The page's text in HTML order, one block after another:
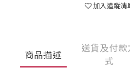
加入追蹤清
商品描述
送貨及付款
式